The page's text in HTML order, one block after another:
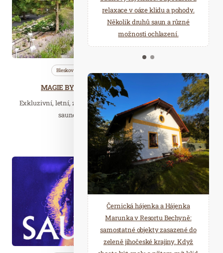
Bleskovky
MAGIE BYLIN – Herbal workshop s destilací
Exkluzivní, letní, zážitkový workshop nejen pro profesionální
saunéry a pracovníky ve wellness…
Číst celý článek
Dub. 14
2026
relaxace v oáze klidu a pohody.
Několik druhů saun a různé
možnosti ochlazení.
starostí všedních dnů a přijeďte
načerpat novou energii do
Mariánských Lázní.
Černická hájenka a Hájenka
Marunka v Resortu Bechyně:
samostatné objekty zasazené do
zeleně jihočeské krajiny. Když